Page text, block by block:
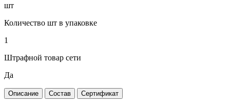
шт
Количество шт в упаковке
1
Штрафной товар сети
Да
Описание Состав Сертификат